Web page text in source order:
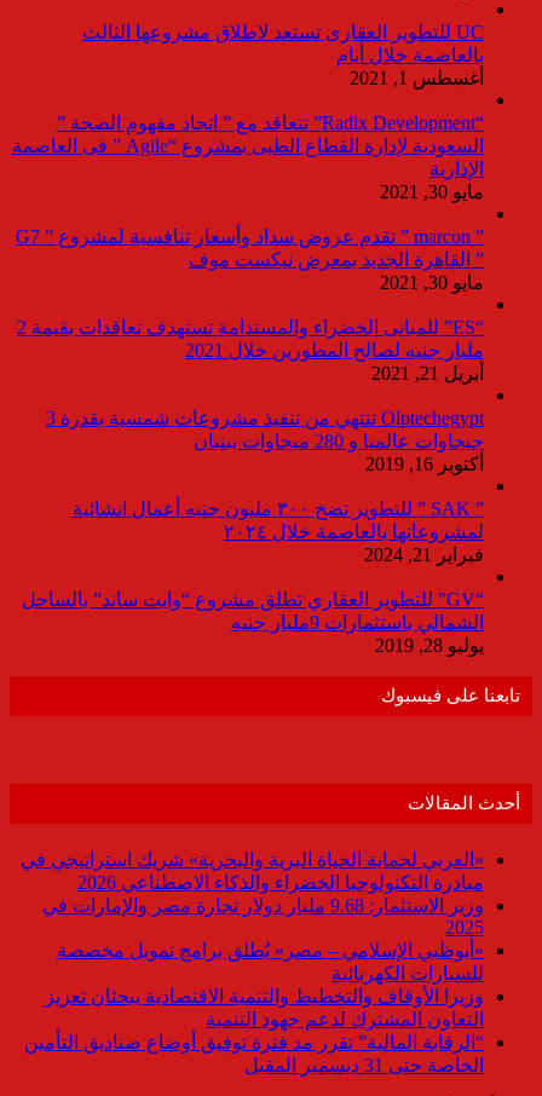
UC للتطوير العقارى تستعد لاطلاق مشروعها الثالث
بالعاصمة خلال أيام
أغسطس 1, 2021
“Radix Development” تتعاقد مع ” اتحاد مفهوم الصحة ”
السعودية لإدارة القطاع الطبى بمشروع “Agile ” فى العاصمة
الإدارية
مايو 30, 2021
” marcon ” تقدم عروض سداد وأسعار تنافسية لمشروع ” G7
” القاهرة الجديد بمعرض نيكست موف
مايو 30, 2021
“ES” للمبانى الخضراء والمستدامة تستهدف تعاقدات بقيمة 2
مليار جنيه لصالح المطورين خلال 2021
أبريل 21, 2021
Olptechegypt تنتهي من تنفيذ مشروعات شمسية بقدرة 3
جيجاوات عالميا و 280 ميجاوات ببنبان
أكتوبر 16, 2019
” SAK ” للتطوير تضخ ٣٠٠ مليون جنيه أعمال انشائية
لمشروعاتها بالعاصمة خلال ٢٠٢٤
فبراير 21, 2024
“GV” للتطوير العقاري تطلق مشروع “وايت ساند” بالساحل
الشمالي باستثمارات 9مليار جنيه
يوليو 28, 2019
تابعنا على فيسبوك
أحدث المقالات
«العربي لحماية الحياة البرية والبحرية» شريك استراتيجي في
مبادرة التكنولوجيا الخضراء والذكاء الاصطناعي 2026
وزير الاستثمار: 9.68 مليار دولار تجارة مصر والإمارات في
2025
«أبوظبي الإسلامي – مصر» يُطلق برامج تمويل مخصصة
للسيارات الكهربائية
وزيرا الأوقاف والتخطيط والتنمية الاقتصادية يبحثان تعزيز
التعاون المشترك لدعم جهود التنمية
“الرقابة المالية” تقرر مد فترة توفيق أوضاع صناديق التأمين
الخاصة حتى 31 ديسمبر المقبل